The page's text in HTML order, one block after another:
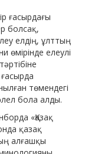
ғасырдағы
болсақ,
елдің, ұлттың
өмірінде елеулі
төмендегі
бола алды.
«Қазақ
қазақ
алғашқы